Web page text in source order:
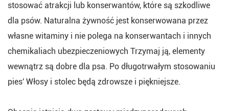
stosować atrakcji lub konserwantów, które są szkodliwe
dla psów. Naturalna żywność jest konserwowana przez
własne witaminy i nie polega na konserwantach i innych
chemikaliach ubezpieczeniowych Trzymaj ją, elementy
wewnątrz są dobre dla psa. Po długotrwałym stosowaniu
pies' Włosy i stolec będą zdrowsze i piękniejsze.